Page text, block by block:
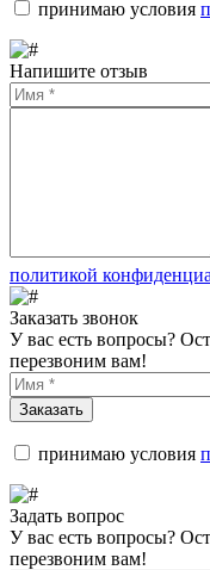
принимаю условия
Напишите отзыв
политикой
Заказать звонок
У вас есть вопросы?
перезвоним вам!
Заказать
принимаю условия
Задать вопрос
У вас есть вопросы?
перезвоним вам!